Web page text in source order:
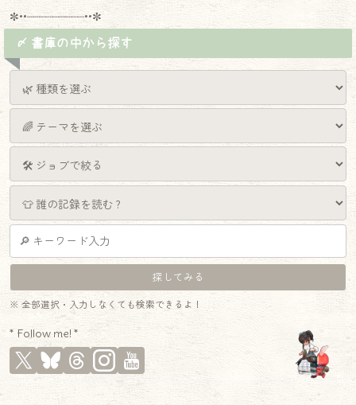
✼••┈┈┈┈┈┈┈┈┈••✼
〆 書庫の中から探す
※ 全部選択・入力しなくても検索できるよ！
* Follow me! *